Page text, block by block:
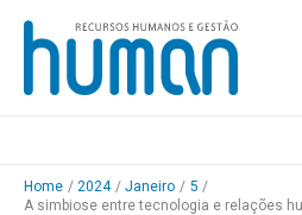
Skip
content
Home 2024 Janeiro
5
A simbiose entre tecnologia e relações